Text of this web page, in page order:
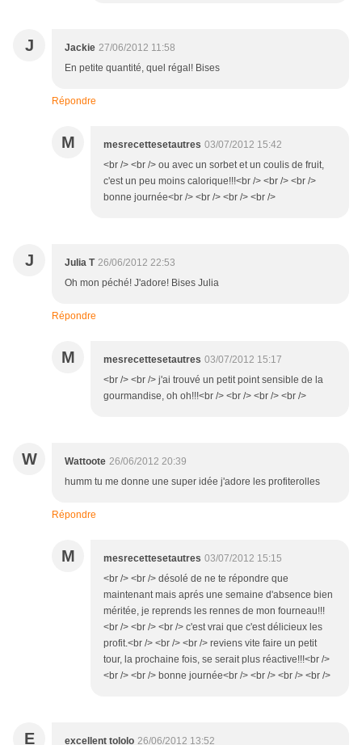
J Jackie 27/06/2012 11:58
En petite quantité, quel régal! Bises
Répondre
M mesrecettesetautres 03/07/2012 15:42
<br /> <br /> ou avec un sorbet et un coulis de fruit,
c'est un peu moins calorique!!!<br /> <br /> <br />
bonne journée<br /> <br /> <br /> <br />
J Julia T 26/06/2012 22:53
Oh mon péché! J'adore! Bises Julia
Répondre
M mesrecettesetautres 03/07/2012 15:17
<br /> <br /> j'ai trouvé un petit point sensible de la
gourmandise, oh oh!!!<br /> <br /> <br /> <br />
W Wattoote 26/06/2012 20:39
humm tu me donne une super idée j'adore les profiterolles
Répondre
M mesrecettesetautres 03/07/2012 15:15
<br /> <br /> désolé de ne te répondre que
maintenant mais aprés une semaine d'absence bien
méritée, je reprends les rennes de mon fourneau!!!
<br /> <br /> <br /> c'est vrai que c'est délicieux les
profit.<br /> <br /> <br /> reviens vite faire un petit
tour, la prochaine fois, se serait plus réactive!!!<br />
<br /> <br /> bonne journée<br /> <br /> <br /> <br />
E excellent tololo 26/06/2012 13:52